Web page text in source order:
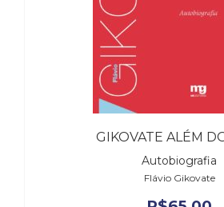
GIKOVATE ALÉM
Autobiografia
Flávio Gikovate